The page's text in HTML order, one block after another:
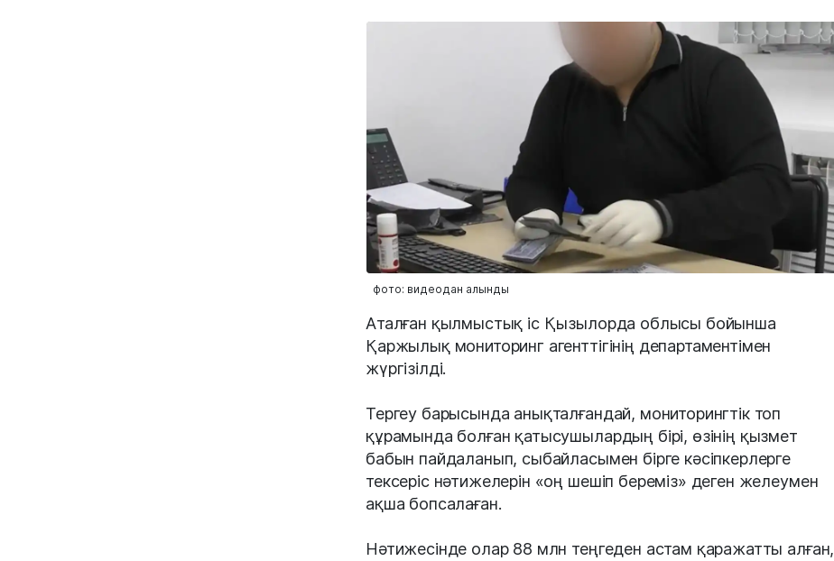
фото: видеодан алынды
Аталған қылмыстық іс Қызылорда облысы бойынша
Қаржылық мониторинг агенттігінің департаментімен
жүргізілді.
Тергеу барысында анықталғандай, мониторингтік топ
құрамында болған қатысушылардың бірі, өзінің қызмет
бабын пайдаланып, сыбайласымен бірге кәсіпкерлерге
тексеріс нәтижелерін «оң шешіп береміз» деген желеумен
ақша бопсалаған.
Нәтижесінде олар 88 млн теңгеден астам қаражатты алған,